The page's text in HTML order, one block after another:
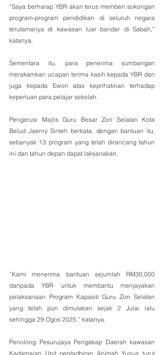
“Saya berharap YBR akan terus memberi sokongan
program-program pendidikan di seluruh negara
terutamanya di kawasan luar bandar di Sabah,”
katanya.
Sementara itu, para penerima sumbangan
merakamkan ucapan terima kasih kepada YBR dan
juga kepada Ewon atas keprihatinan terhadap
keperluan para pelajar sekolah.
Pengerusi Majlis Guru Besar Zon Selatan Kota
Belud Jaenry Sinteh berkata, dengan bantuan itu,
sebanyak 13 program yang telah dirancang tahun
ini dan tahun depan dapat laksanakan.
“Kami menerima bantuan sejumlah RM30,000
daripada YBR untuk membantu menjayakan
pelaksanaan Program Kapasiti Guru Zon Selatan
yang telah pun dimulakan sejak 2 Julai lalu
sehingga 29 Ogos 2025,” katanya.
Penolong Pesurujaya Pengakap Daerah kawasan
Kadamaian Unit pentadbiran Animah Yunus turut